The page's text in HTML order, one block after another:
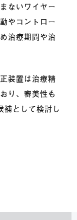
ないワイヤー
やコントロー
治療期間や治
装置は治療精
り、審美性も
補として検討し